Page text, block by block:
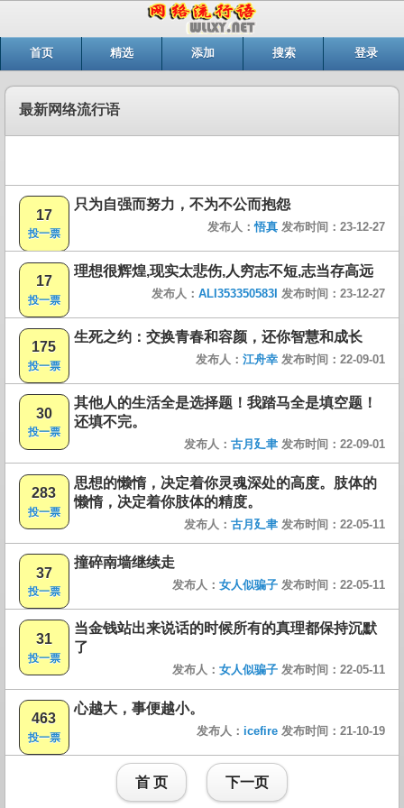
首页 精选 添加 搜索 登录
最新网络流行语
17
投一票
只为自强而努力，不为不公而抱怨
发布人：悟真 发布时间：23-12-27
17
投一票
理想很辉煌,现实太悲伤,人穷志不短,志当存高远
发布人： ALI353350583I 发布时间：23-12-27
175
投一票
生死之约：交换青春和容颜，还你智慧和成长
发布人： 江舟幸 发布时间：22-09-01
30
投一票
其他人的生活全是选择题！我踏马全是填空题！
还填不完。
发布人： 古月廴聿 发布时间：22-09-01
283
投一票
思想的懒惰，决定着你灵魂深处的高度。肢体的
懒惰，决定着你肢体的精度。
发布人： 古月廴聿 发布时间：22-05-11
37
投一票
撞碎南墙继续走
发布人： 女人似骗子 发布时间：22-05-11
31
投一票
当金钱站出来说话的时候所有的真理都保持沉默
了
发布人： 女人似骗子 发布时间：22-05-11
463
投一票
心越大，事便越小。
发布人： icefire 发布时间：21-10-19
首 页 下一页